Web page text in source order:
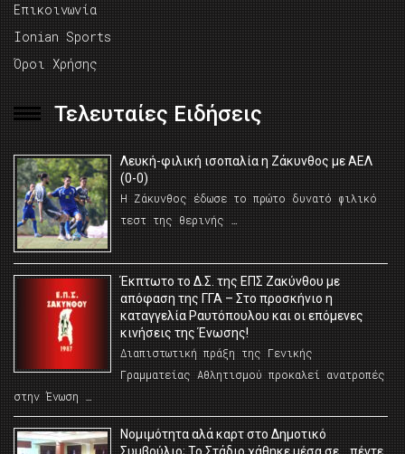
Επικοινωνία
Ionian Sports
Όροι Χρήσης
Τελευταίες Ειδήσεις
Λευκή-φιλική ισοπαλία η Ζάκυνθος με ΑΕΛ
(0-0)
Η Ζάκυνθος έδωσε το πρώτο δυνατό φιλικό
τεστ της θερινής …
Έκπτωτο το Δ.Σ. της ΕΠΣ Ζακύνθου με
απόφαση της ΓΓΑ – Στο προσκήνιο η
καταγγελία Ραυτόπουλου και οι επόμενες
κινήσεις της Ένωσης!
Διαπιστωτική πράξη της Γενικής
Γραμματείας Αθλητισμού προκαλεί ανατροπές
στην Ένωση …
Νομιμότητα αλά καρτ στο Δημοτικό